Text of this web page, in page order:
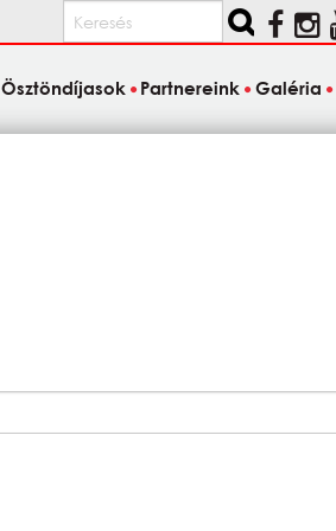
Keresés
Ösztöndíjasok Partnereink Galéria